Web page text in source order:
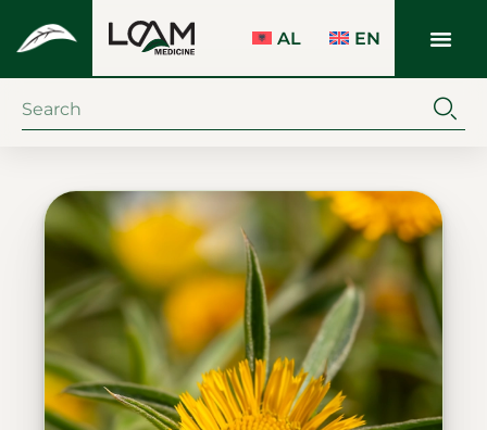
AL EN